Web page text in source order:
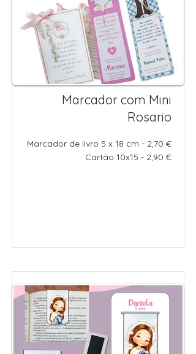
Marcador com Mini
Rosario
Marcador de livro 5 x 18 cm - 2,70 €
Cartão 10x15 - 2,90 €